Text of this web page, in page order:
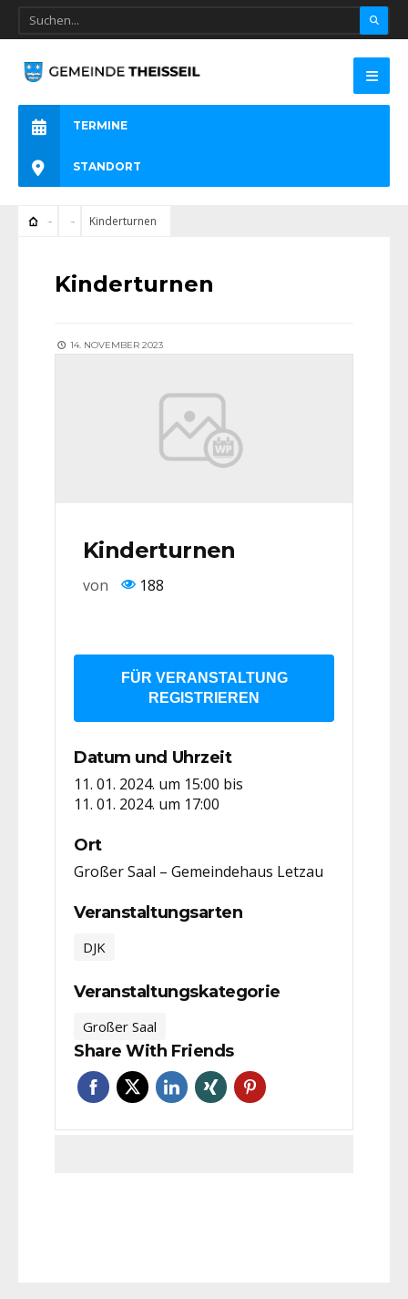
TERMINE
STANDORT
Kinderturnen
Kinderturnen
14. NOVEMBER 2023
Kinderturnen
von 188
FÜR VERANSTALTUNG
REGISTRIEREN
Datum und Uhrzeit
11. 01. 2024. um 15:00 bis
11. 01. 2024. um 17:00
Ort
Großer Saal – Gemeindehaus Letzau
Veranstaltungsarten
DJK
Veranstaltungskategorie
Großer Saal
Share With Friends